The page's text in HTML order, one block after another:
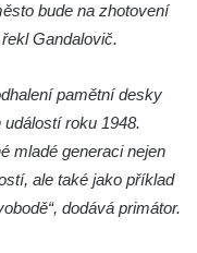
v
bude na zhotovení
Gandalovič.
pamětní desky
roku 1948.
mladé generaci nejen
ale také jako příklad
dodává primátor.